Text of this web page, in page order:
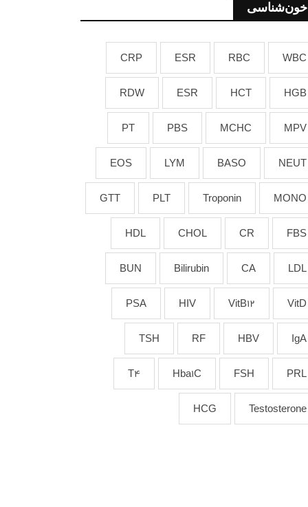
خون‌شناسی
WBC
RBC
ESR
CRP
HGB
HCT
ESR
RDW
MPV
MCHC
PBS
PT
NEUT
BASO
LYM
EOS
MONO
Troponin
PLT
GTT
FBS
CR
CHOL
HDL
LDL
CA
Bilirubin
BUN
VitD
VitB12
HIV
PSA
IgA
HBV
RF
TSH
PRL
FSH
Hba1C
T4
Testosterone
HCG